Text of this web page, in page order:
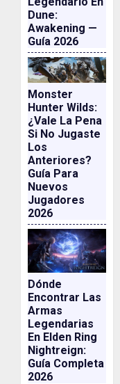
Dune:
Awakening —
Guía 2026
Monster
Hunter Wilds:
¿vale La Pena
Si No Jugaste
Los
Anteriores?
Guía Para
Nuevos
Jugadores
2026
Dónde
Encontrar Las
Armas
Legendarias
En Elden Ring
Nightreign:
Guía Completa
2026